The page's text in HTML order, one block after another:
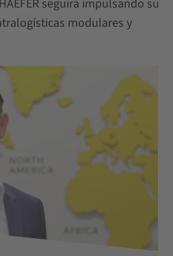
seguirá impulsando su
modulares y